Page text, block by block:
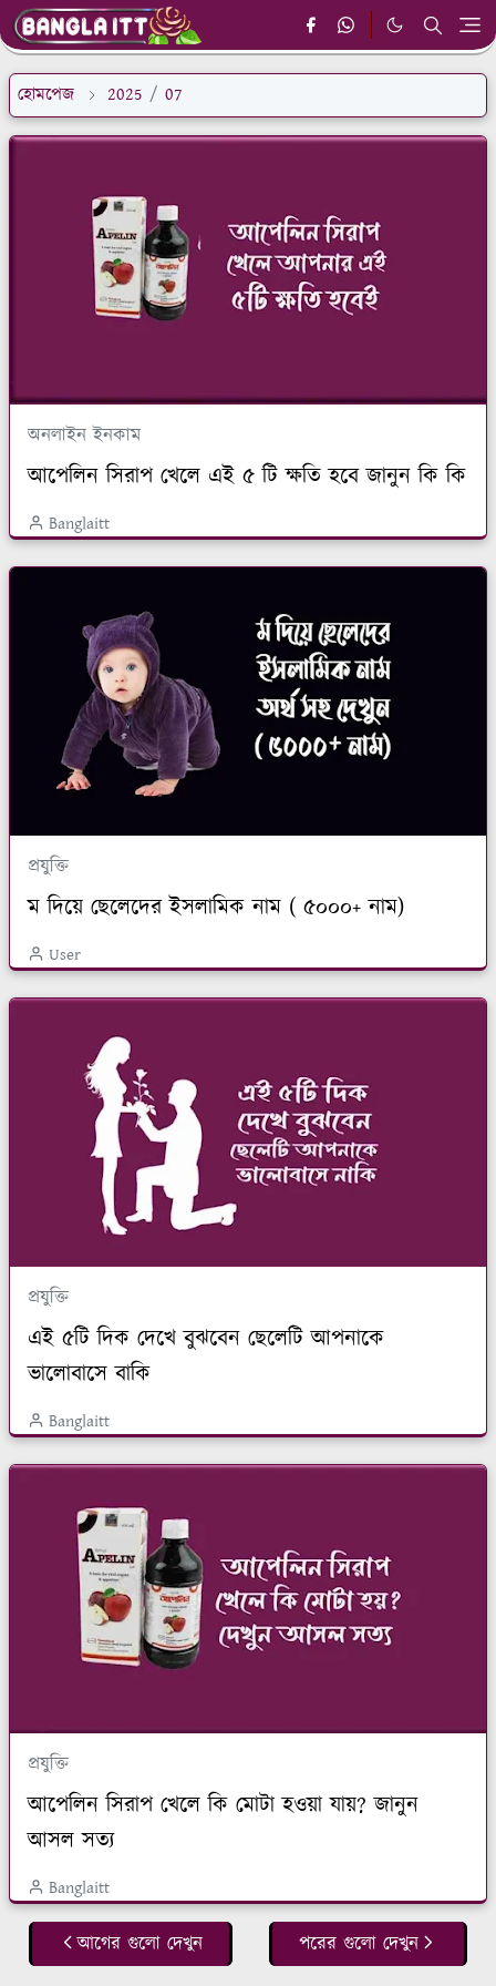
হোমপেজ 2025 / 07
অনলাইন ইনকাম
আপেলিন সিরাপ খেলে এই ৫ টি ক্ষতি হবে জানুন কি কি
Banglaitt
প্রযুক্তি
ম দিয়ে ছেলেদের ইসলামিক নাম ( ৫০০০+ নাম)
User
প্রযুক্তি
এই ৫টি দিক দেখে বুঝবেন ছেলেটি আপনাকে
ভালোবাসে বাকি
Banglaitt
প্রযুক্তি
আপেলিন সিরাপ খেলে কি মোটা হওয়া যায়? জানুন
আসল সত্য
Banglaitt
আগের গুলো দেখুন পরের গুলো দেখুন